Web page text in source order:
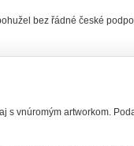
bez řádné české
s vnúromým artworkom.